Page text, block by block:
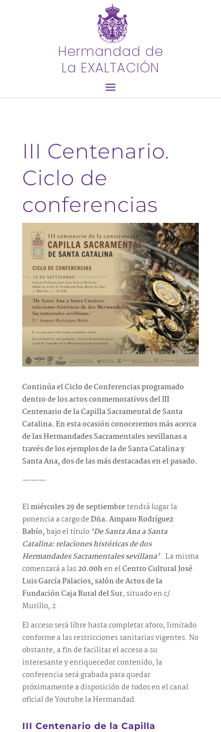
Hermandad de
La EXALTACIÓN
III Centenario.
Ciclo de
conferencias
Continúa el Ciclo de Conferencias programado
dentro de los actos conmemorativos del III
Centenario de la Capilla Sacramental de Santa
Catalina. En esta ocasión conoceremos más acerca
de las Hermandades Sacramentales sevillanas a
través de los ejemplos de la de Santa Catalina y
Santa Ana, dos de las más destacadas en el pasado.
———
Elmiércoles 29 de septiembretendrá lugar la
ponencia a cargo deDña. Amparo Rodríguez
Babío,bajo el título ‘De Santa Ana a Santa
Catalina: relaciones históricas de dos
Hermandades Sacramentales sevillana’. La misma
comenzará a las20.00hen elCentro Cultural José
Luis García Palacios, salón de Actos de la
Fundación Caja Rural del Sur, situado en c/
Murillo, 2.
El acceso será libre hasta completar aforo, limitado
conforme a las restricciones sanitarias vigentes. No
obstante, a fin de facilitar el acceso a su
interesante y enriquecedor contenido, la
conferencia será grabada para quedar
próximamente a disposición de todos en el canal
oficial de Youtube la Hermandad.
III Centenario de la Capilla